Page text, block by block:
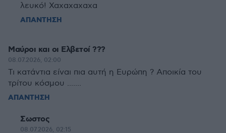
λευκό! Χαχαχαχαχα
ΑΠΑΝΤΗΣΗ
Μαύροι και οι Ελβετοί ???
08.07.2026, 02:00
Τι κατάντια είναι πια αυτή η Ευρώπη ? Αποικία του
τρίτου κόσμου .......
ΑΠΑΝΤΗΣΗ
Σωστος
08.07.2026, 02:15